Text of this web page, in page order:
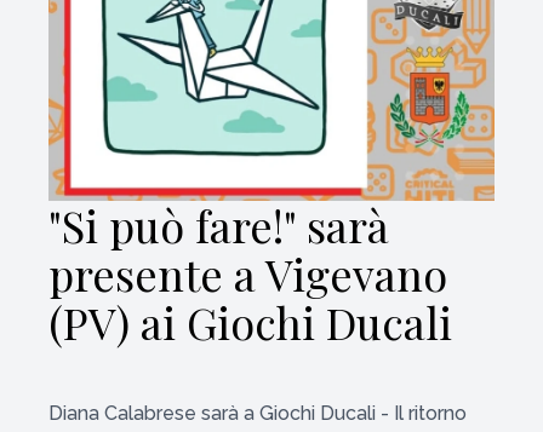
"Si può fare!" sarà
presente a Vigevano
(PV) ai Giochi Ducali
Diana Calabrese sarà a Giochi Ducali - Il ritorno